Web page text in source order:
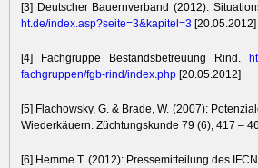
[3] Deutscher Bauernverband (2012):
ht.de/index.asp?seite=3&kapitel=3 [20.05.2012]
[4] Fachgruppe Bestandsbetreuung Rind.
fachgruppen/fgb-rind/index.php [20.05.2012]
[5] Flachowsky, G. & Brade, W. (2007):
Wiederkäuern. Züchtungskunde 79 (6), 417 –
[6] Hemme T. (2012): Pressemitteilung des